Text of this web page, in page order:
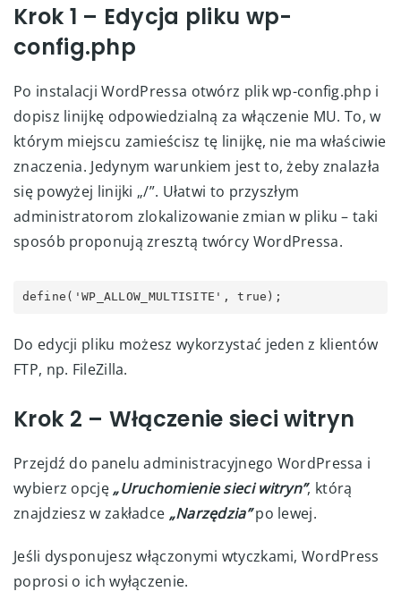
Krok 1 – Edycja pliku wp-
config.php
Po instalacji WordPressa otwórz plik wp-config.php i
dopisz linijkę odpowiedzialną za włączenie MU. To, w
którym miejscu zamieścisz tę linijkę, nie ma właściwie
znaczenia. Jedynym warunkiem jest to, żeby znalazła
się powyżej linijki „/”. Ułatwi to przyszłym
administratorom zlokalizowanie zmian w pliku – taki
sposób proponują zresztą twórcy WordPressa.
define('WP_ALLOW_MULTISITE', true);
Do edycji pliku możesz wykorzystać jeden z klientów
FTP, np. FileZilla.
Krok 2 – Włączenie sieci witryn
Przejdź do panelu administracyjnego WordPressa i
wybierz opcję „Uruchomienie sieci witryn”, którą
znajdziesz w zakładce „Narzędzia”po lewej.
Jeśli dysponujesz włączonymi wtyczkami, WordPress
poprosi o ich wyłączenie.